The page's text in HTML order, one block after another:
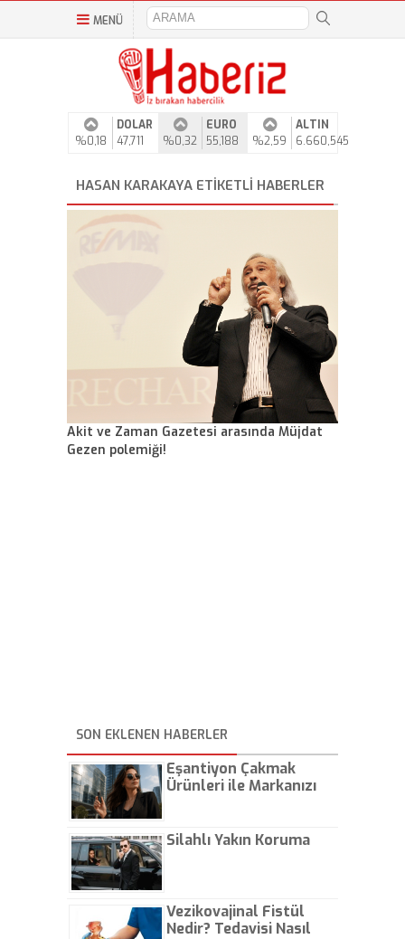
MENÜ
%0,18
DOLAR
47,711
%0,32
EURO
55,188
%2,59
ALTIN
6.660,545
HASAN KARAKAYA ETIKETLI HABERLER
Akit ve Zaman Gazetesi arasında Müjdat
Gezen polemiği!
SON EKLENEN HABERLER
Eşantiyon Çakmak
Ürünleri ile Markanızı
Silahlı Yakın Koruma
Vezikovajinal Fistül
Nedir? Tedavisi Nasıl